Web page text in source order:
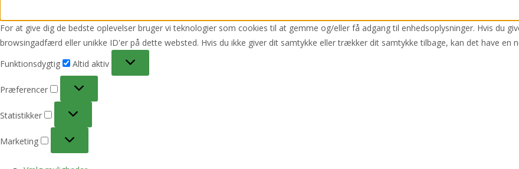
For at give dig de bedste oplevelser bruger vi teknologier som cookies til at gemme og/eller få adgang til enhedsoplysninger. Hvis du
browsingadfærd eller unikke ID'er på dette websted. Hvis du ikke giver dit samtykke eller trækker dit samtykke tilbage, kan det have en
Funktionsdygtig
Funktionsdygtig
Altid aktiv
Præferencer
Præferencer
Statistikker
Statistikker
Marketing
Marketing